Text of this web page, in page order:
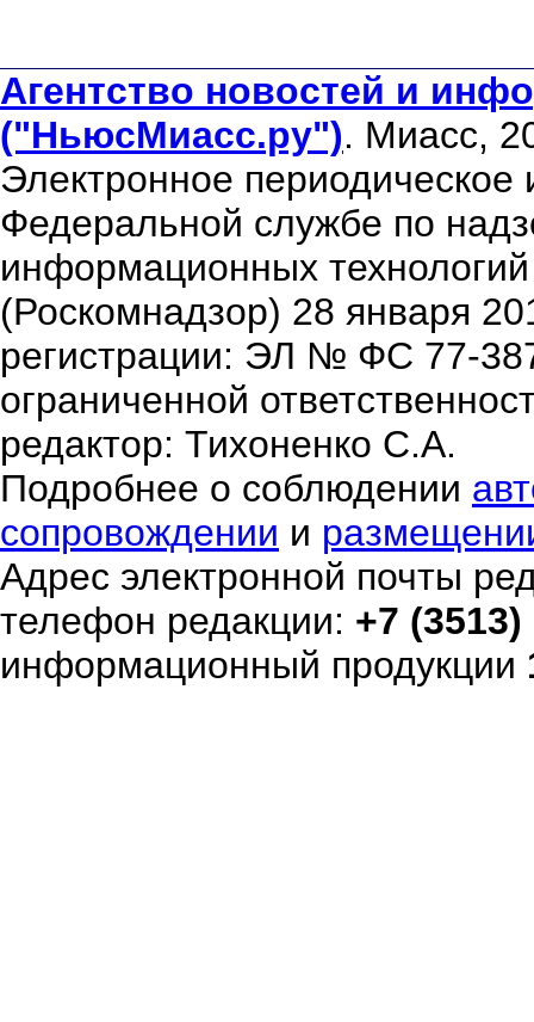
Агентство новостей и
("НьюсМиасс.ру"). Миасс,
Электронное периодическое
Федеральной службе по
информационных
(Роскомнадзор) 28 января
регистрации: ЭЛ № ФС 77-
ограниченной
редактор: Тихоненко С.А.
Подробнее о соблюдении
сопровождении и
Адрес электронной почты
телефон редакции: +7
информационный продукции